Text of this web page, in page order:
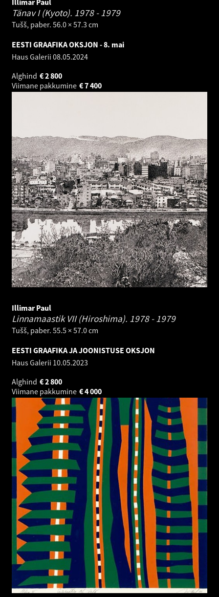
Illimar Paul
Tänav I (Kyoto). 1978 - 1979
Tušš, paber. 56.0 × 57.3 cm
EESTI GRAAFIKA OKSJON - 8. mai
Haus Galerii 08.05.2024
Alghind
2 800
€
Viimane pakkumine
7 400
€
Illimar Paul
Linnamaastik VII (Hiroshima). 1978 - 1979
Tušš, paber. 55.5 × 57.0 cm
EESTI GRAAFIKA JA JOONISTUSE OKSJON
Haus Galerii 10.05.2023
Alghind
2 800
€
Viimane pakkumine
4 000
€